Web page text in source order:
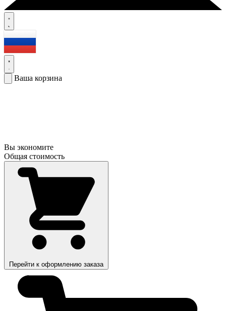
Ваша корзина
Вы экономите
Общая стоимость
Перейти к оформлению заказа